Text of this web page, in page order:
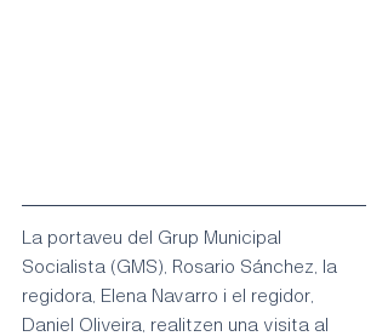
La portaveu del Grup Municipal
Socialista (GMS), Rosario Sánchez, la
regidora, Elena Navarro i el regidor,
Daniel Oliveira, realitzen una visita al